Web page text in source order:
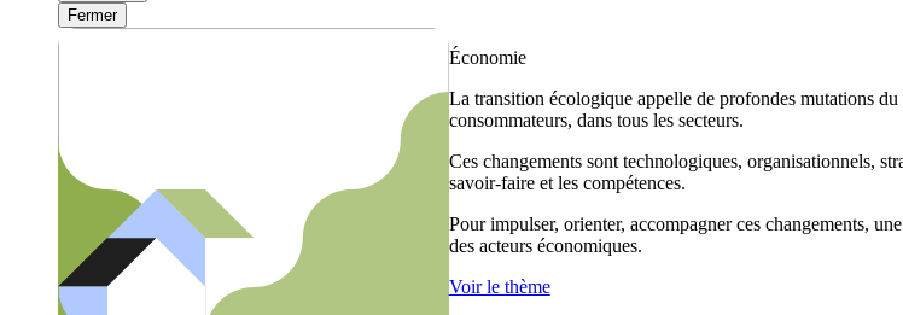
Fermer
Économie
La transition écologique appelle de profondes mutations du
consommateurs, dans tous les secteurs.
Ces changements sont technologiques, organisationnels,
savoir-faire et les compétences.
Pour impulser, orienter, accompagner ces changements,
des acteurs économiques.
Voir le thème